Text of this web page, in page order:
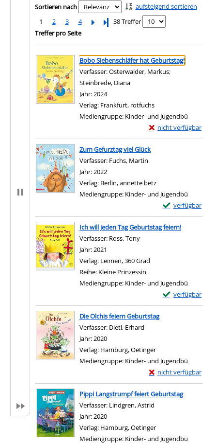
Sortieren nach
aufsteigend sortieren
1
2 3 4 Letzte Seite
38 Treffer
Treffer pro Seite
Suchergebnis
Zu den Suchfiltern springen
Bobo Siebenschläfer hat Geburtstag!
Verfasser:Osterwalder, Markus;
Steinbrede, Diana
Jahr:2024
Verlag: Frankfurt, rotfuchs
Mediengruppe: Kinder- und Jugendbü
nicht verfügbar
Exemplar-Details von
Zum Download von
Zum Gefurztag viel Glück
Verfasser: Fuchs, Martin
Jahr:2022
Verlag: Berlin, annette betz
Mediengruppe: Kinder- und Jugendbü
verfügbar
Exemplar-Details
Zum Download
Ich will jeden Tag Geburtstag feiern!
Verfasser: Ross, Tony
Jahr:2021
Verlag: Leimen, 360 Grad
Reihe: Kleine Prinzessin
Mediengruppe: Kinder- und Jugendbü
verfügbar
Exemplar-Details
Zum Download
Die Olchis feiern Geburtstag
Verfasser: Dietl, Erhard
Jahr:2020
Verlag: Hamburg, Oetinger
Mediengruppe: Kinder- und Jugendbü
nicht verfügbar
Exemplar-Details von
Zum Download von
Pippi Langstrumpf feiert Geburtstag
Verfasser: Lindgren, Astrid
Jahr:2020
Verlag: Hamburg, Oetinger
Mediengruppe: Kinder- und Jugendbü